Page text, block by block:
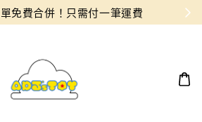
免費合併！只需付一筆運費